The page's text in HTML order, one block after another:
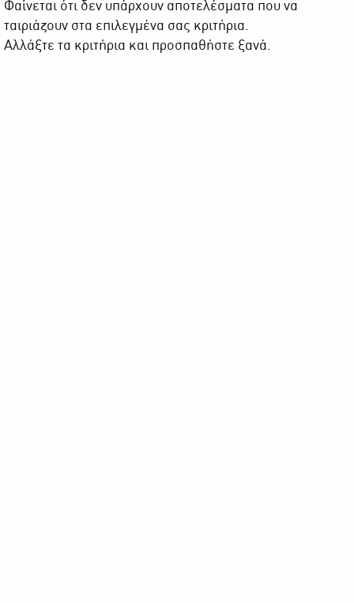
Φαίνεται ότι δεν υπάρχουν αποτελέσματα που να
ταιριάζουν στα επιλεγμένα σας κριτήρια.
Αλλάξτε τα κριτήρια και προσπαθήστε ξανά.